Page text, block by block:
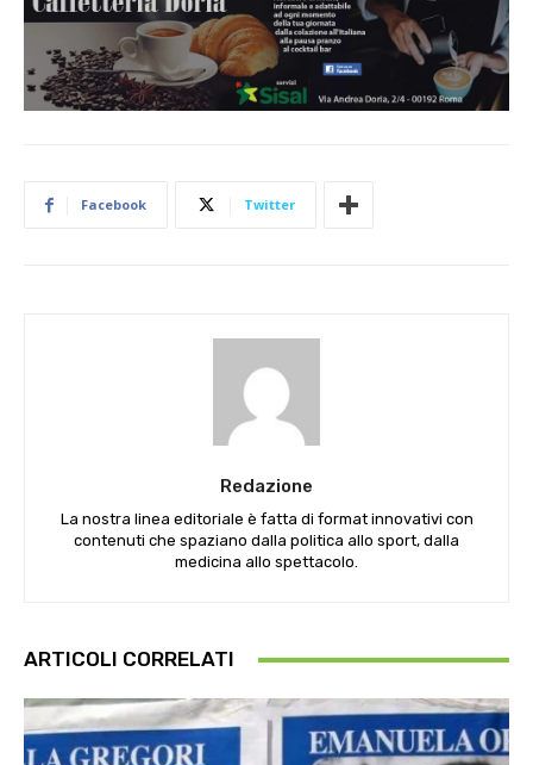
Facebook Twitter
Redazione
La nostra linea editoriale è fatta di format innovativi con
contenuti che spaziano dalla politica allo sport, dalla
medicina allo spettacolo.
ARTICOLI CORRELATI